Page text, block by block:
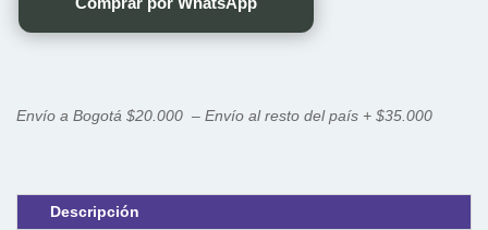
Envío a Bogotá $20.000 – Envío al resto del país + $35.000
Descripción